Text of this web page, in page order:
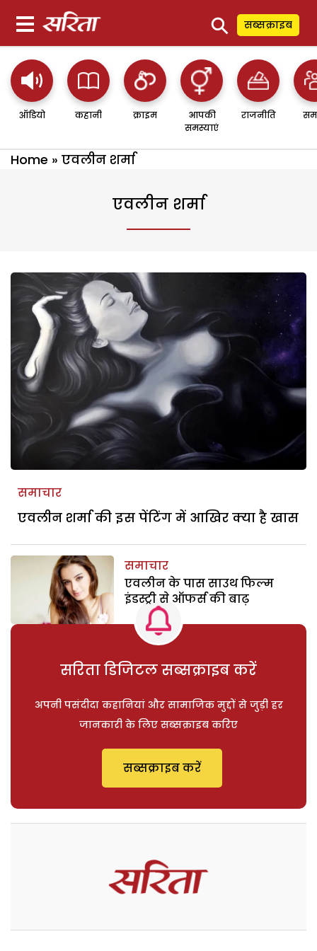
⚲ सब्सक्राइब
ऑडियो कहानी क्राइम
आपकी
समस्याएं
राजनीति
Home » एवलीन शर्मा
एवलीन शर्मा
समाचार
एवलीन शर्मा की इस पेंटिंग में आखिर क्या है खास
समाचार
एवलीन के पास साउथ फिल्म
इंडस्ट्री से ऑफर्स की बाढ़
सरिता डिजिटल सब्सक्राइब करें
अपनी पसंदीदा कहानियां और सामाजिक मुद्दों से जुड़ी हर
जानकारी के लिए सब्सक्राइब करिए
सब्सक्राइब करें